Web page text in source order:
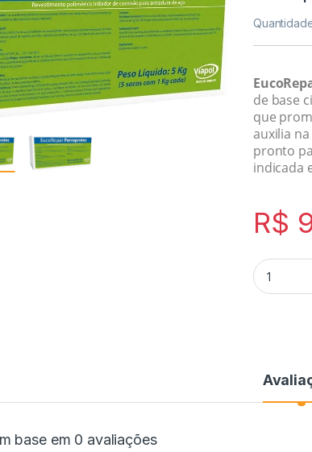
de base
que
auxilia
pronto
indicada
R$
base em 0 avaliações